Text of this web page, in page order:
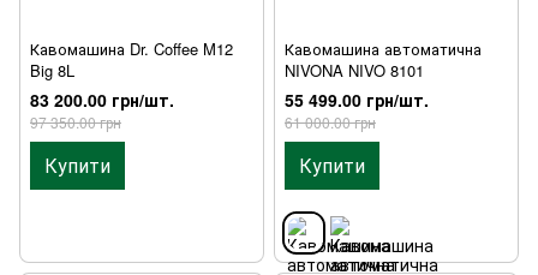
Кавомашина Dr. Coffee M12
Big 8L
83 200.00 грн/шт.
97 350.00 грн
Купити
Кавомашина автоматична
NIVONA NIVO 8101
55 499.00 грн/шт.
61 000.00 грн
Купити